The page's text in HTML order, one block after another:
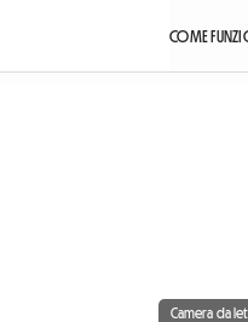
COME
Camera da